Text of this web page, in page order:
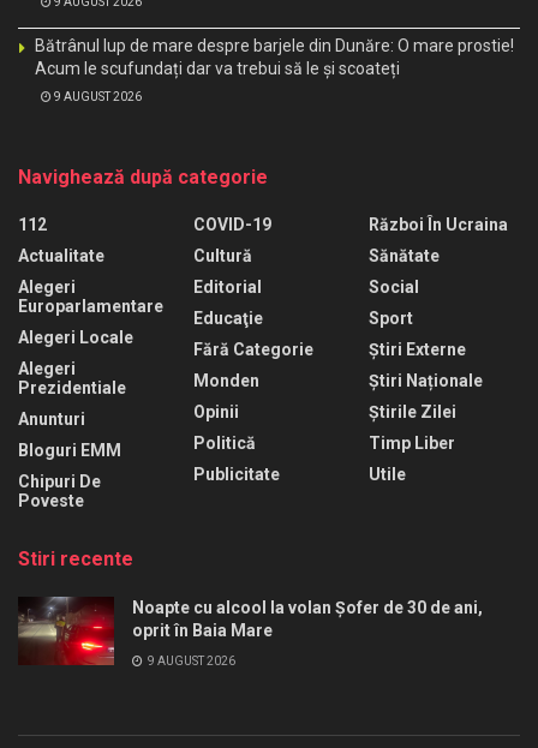
Bătrânul lup de mare despre barjele din Dunăre: O mare prostie!
Acum le scufundați dar va trebui să le și scoateți
9 AUGUST 2026
Navighează după categorie
112
Actualitate
Alegeri
Europarlamentare
Alegeri Locale
Alegeri
Prezidentiale
Anunturi
Bloguri EMM
Chipuri De
Poveste
COVID-19
Cultură
Editorial
Educaţie
Fără Categorie
Monden
Opinii
Politică
Publicitate
Război În Ucraina
Sănătate
Social
Sport
Știri Externe
Știri Naționale
Știrile Zilei
Timp Liber
Utile
Stiri recente
Noapte cu alcool la volan Șofer de 30 de ani,
oprit în Baia Mare
9 AUGUST 2026